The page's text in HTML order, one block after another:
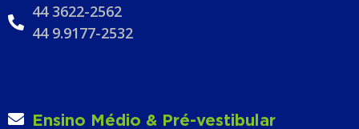
44 3622-2562
44 9.9177-2532
Ensino Médio & Pré-vestibular